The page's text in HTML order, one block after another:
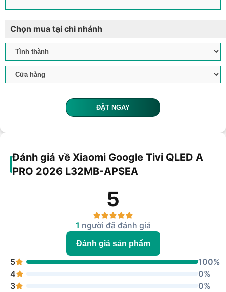
Chọn mua tại chi nhánh
ĐẶT NGAY
Đánh giá về Xiaomi Google Tivi QLED A
PRO 2026 L32MB-APSEA
5
1 người đã đánh giá
Đánh giá sản phẩm
5
100%
4
0%
3
0%